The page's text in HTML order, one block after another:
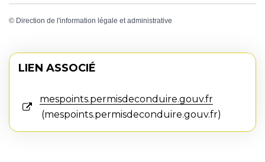
© Direction de l'information légale et administrative
LIEN ASSOCIÉ
mespoints.permisdeconduire.gouv.fr
mespoints.permisdeconduire.gouv.fr